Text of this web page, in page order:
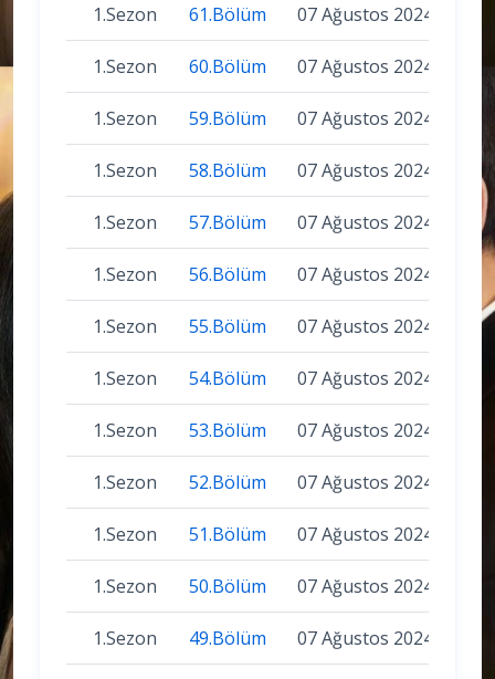
1.Sezon 61.Bölüm 07 Ağustos 2024
1.Sezon 60.Bölüm 07 Ağustos 2024
1.Sezon 59.Bölüm 07 Ağustos 2024
1.Sezon 58.Bölüm 07 Ağustos 2024
1.Sezon 57.Bölüm 07 Ağustos 2024
1.Sezon 56.Bölüm 07 Ağustos 2024
1.Sezon 55.Bölüm 07 Ağustos 2024
1.Sezon 54.Bölüm 07 Ağustos 2024
1.Sezon 53.Bölüm 07 Ağustos 2024
1.Sezon 52.Bölüm 07 Ağustos 2024
1.Sezon 51.Bölüm 07 Ağustos 2024
1.Sezon 50.Bölüm 07 Ağustos 2024
1.Sezon 49.Bölüm 07 Ağustos 2024